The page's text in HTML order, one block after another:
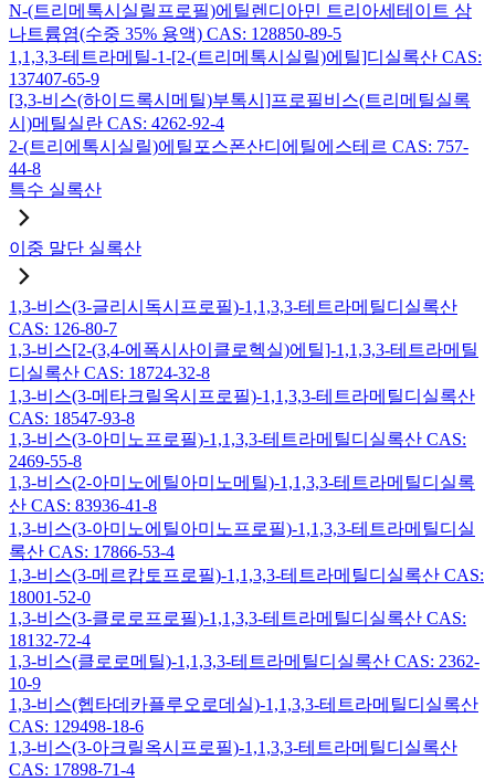
N-(트리메톡시실릴프로필)에틸렌디아민 트리아세테이트 삼
나트륨염(수중 35% 용액) CAS: 128850-89-5
1,1,3,3-테트라메틸-1-[2-(트리메톡시실릴)에틸]디실록산 CAS:
137407-65-9
[3,3-비스(하이드록시메틸)부톡시]프로필비스(트리메틸실록
시)메틸실란 CAS: 4262-92-4
2-(트리에톡시실릴)에틸포스폰산디에틸에스테르 CAS: 757-
44-8
특수 실록산
이중 말단 실록산
1,3-비스(3-글리시독시프로필)-1,1,3,3-테트라메틸디실록산
CAS: 126-80-7
1,3-비스[2-(3,4-에폭시사이클로헥실)에틸]-1,1,3,3-테트라메틸
디실록산 CAS: 18724-32-8
1,3-비스(3-메타크릴옥시프로필)-1,1,3,3-테트라메틸디실록산
CAS: 18547-93-8
1,3-비스(3-아미노프로필)-1,1,3,3-테트라메틸디실록산 CAS:
2469-55-8
1,3-비스(2-아미노에틸아미노메틸)-1,1,3,3-테트라메틸디실록
산 CAS: 83936-41-8
1,3-비스(3-아미노에틸아미노프로필)-1,1,3,3-테트라메틸디실
록산 CAS: 17866-53-4
1,3-비스(3-메르캅토프로필)-1,1,3,3-테트라메틸디실록산 CAS:
18001-52-0
1,3-비스(3-클로로프로필)-1,1,3,3-테트라메틸디실록산 CAS:
18132-72-4
1,3-비스(클로로메틸)-1,1,3,3-테트라메틸디실록산 CAS: 2362-
10-9
1,3-비스(헵타데카플루오로데실)-1,1,3,3-테트라메틸디실록산
CAS: 129498-18-6
1,3-비스(3-아크릴옥시프로필)-1,1,3,3-테트라메틸디실록산
CAS: 17898-71-4